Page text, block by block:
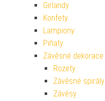
Girlandy
Konfety
Lampiony
Piňaty
Závěsné dekorace
Rozety
Závěsné spirály
Závěsy